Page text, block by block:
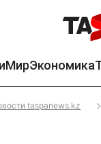
МирЭкономика
taspanews.kz